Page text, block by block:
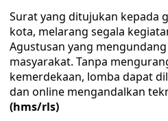
Surat yang ditujukan kepada
kota, melarang segala
Agustusan yang
masyarakat. Tanpa
kemerdekaan, lomba dapat
dan online mengandalkan
(hms/rls)